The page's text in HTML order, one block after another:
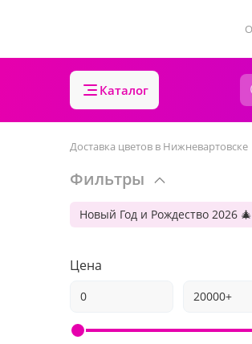
Каталог
Доставка цветов в Нижневартовске
Фильтры
Новый Год и Рождество 2026 🎄
Цена